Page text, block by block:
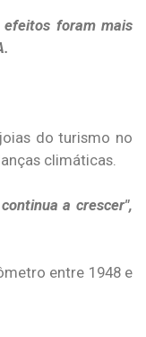
efeitos foram mais
do turismo no
climáticas.
a crescer",
entre 1948 e